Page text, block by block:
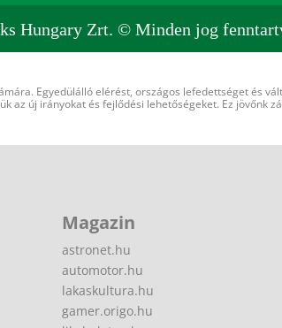
Hungary Zrt. © Minden jog
Egyedülálló elérést, országos lefedettséget és
az új irányokat és fejlődési lehetőségeket. Ez jövőnk
Magazin
astronet.hu
automotor.hu
lakaskultura.hu
gamer.origo.hu